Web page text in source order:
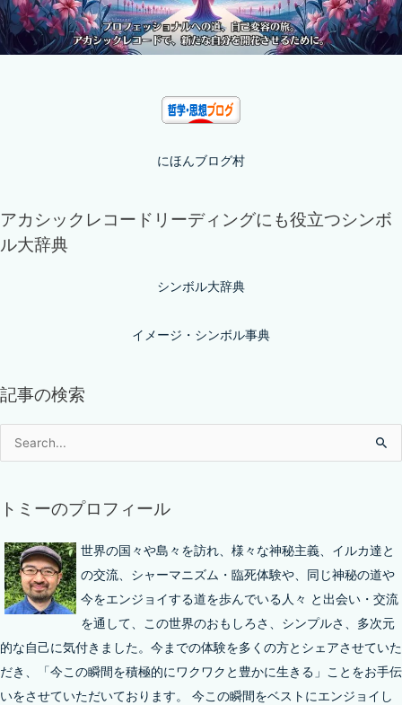
にほんブログ村
アカシックレコードリーディングにも役立つシンボ
ル大辞典
シンボル大辞典
イメージ・シンボル事典
記事の検索
トミーのプロフィール
世界の国々や島々を訪れ、様々な神秘主義、イルカ達と
の交流、シャーマニズム・臨死体験や、同じ神秘の道や
今をエンジョイする道を歩んでいる人々 と出会い・交流
を通して、この世界のおもしろさ、シンプルさ、多次元
的な自己に気付きました。今までの体験を多くの方とシェアさせていた
だき、「今この瞬間を積極的にワクワクと豊かに生きる」ことをお手伝
いをさせていただいております。 今この瞬間をベストにエンジョイし